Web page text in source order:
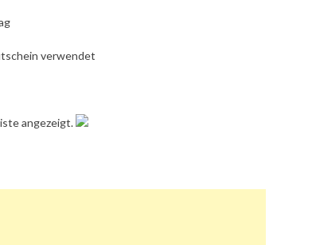
verwendet
angezeigt.